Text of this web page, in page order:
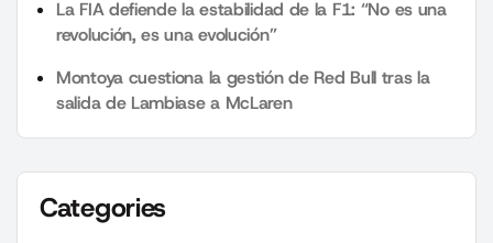
La FIA defiende la estabilidad de la F1: “No es una
revolución, es una evolución”
Montoya cuestiona la gestión de Red Bull tras la
salida de Lambiase a McLaren
Categories